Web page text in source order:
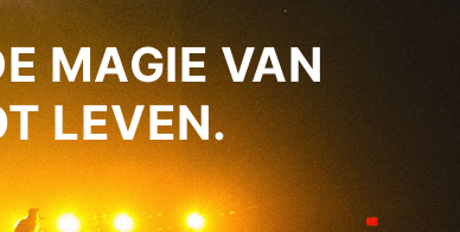
MAGIE VAN
LEVEN.